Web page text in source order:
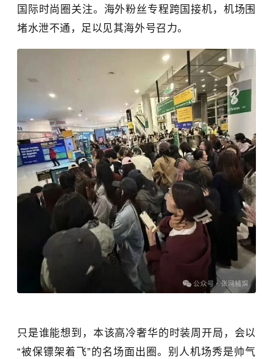
国际时尚圈关注。海外粉丝专程跨国接机，机场围
堵水泄不通，足以见其海外号召力。
只是谁能想到，本该高冷奢华的时装周开局，会以
“被保镖架着飞”的名场面出圈。别人机场秀是帅气